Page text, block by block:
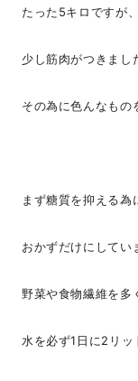
たった5キロですが
少し筋肉がつきまし
その為に色んなもの
まず糖質を抑える為
おかずだけにしてい
野菜や食物繊維を多
水を必ず1日に2リッ